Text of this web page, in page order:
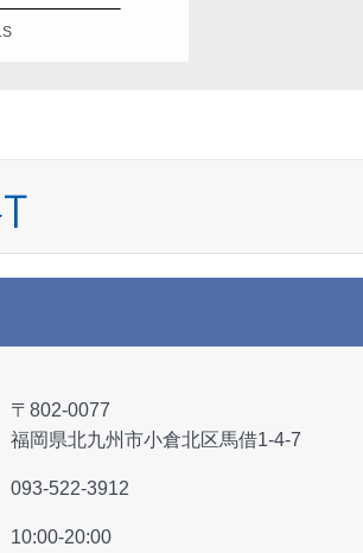
〒802-0077
福岡県北九州市小倉北区馬借1-4-7
093-522-3912
10:00-20:00